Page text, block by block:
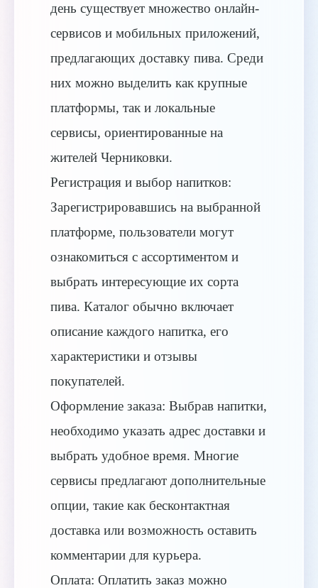
день существует множество онлайн-
сервисов и мобильных приложений,
предлагающих доставку пива. Среди
них можно выделить как крупные
платформы, так и локальные
сервисы, ориентированные на
жителей Черниковки.
Регистрация и выбор напитков:
Зарегистрировавшись на выбранной
платформе, пользователи могут
ознакомиться с ассортиментом и
выбрать интересующие их сорта
пива. Каталог обычно включает
описание каждого напитка, его
характеристики и отзывы
покупателей.
Оформление заказа: Выбрав напитки,
необходимо указать адрес доставки и
выбрать удобное время. Многие
сервисы предлагают дополнительные
опции, такие как бесконтактная
доставка или возможность оставить
комментарии для курьера.
Оплата: Оплатить заказ можно